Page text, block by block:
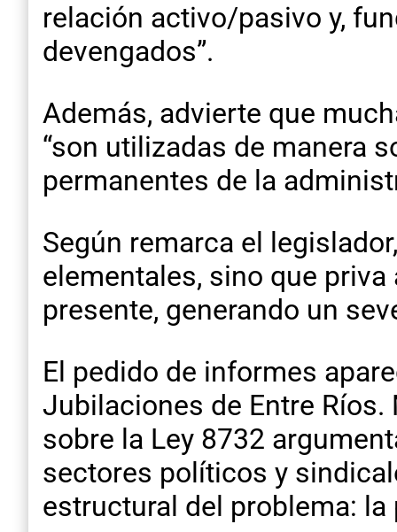
relación activo/pasivo y,
devengados”.
Además, advierte que
“son utilizadas de manera
permanentes de la
Según remarca el
elementales, sino que
presente, generando un
El pedido de informes
Jubilaciones de Entre
sobre la Ley 8732
sectores políticos y
estructural del problema: